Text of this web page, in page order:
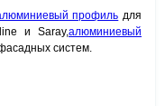
профиль для
и Saray,алюминиевый
систем.